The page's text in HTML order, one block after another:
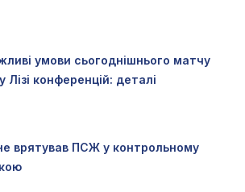
умови сьогоднішнього матчу
конференцій: деталі
врятував ПСЖ у контрольному